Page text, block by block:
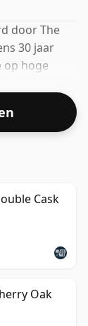
door The
30 jaar
op hoge
op een
Cask
Oak